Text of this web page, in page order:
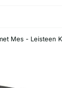
Mes -